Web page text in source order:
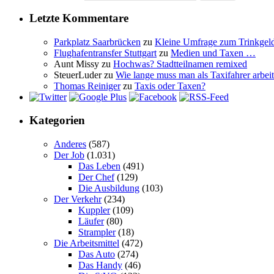
Letzte Kommentare
Parkplatz Saarbrücken zu Kleine Umfrage zum
Flughafentransfer Stuttgart zu Medien und Taxen …
Aunt Missy zu Hochwas? Stadtteilnamen remixed
SteuerLuderzu Wie lange muss man als Taxifahrer
Thomas Reinigerzu Taxis oder Taxen?
Kategorien
Anderes (587)
Der Job (1.031)
Das Leben (491)
Der Chef(129)
Die Ausbildung (103)
Der Verkehr(234)
Kuppler(109)
Läufer(80)
Strampler(18)
Die Arbeitsmittel (472)
Das Auto (274)
Das Handy (46)